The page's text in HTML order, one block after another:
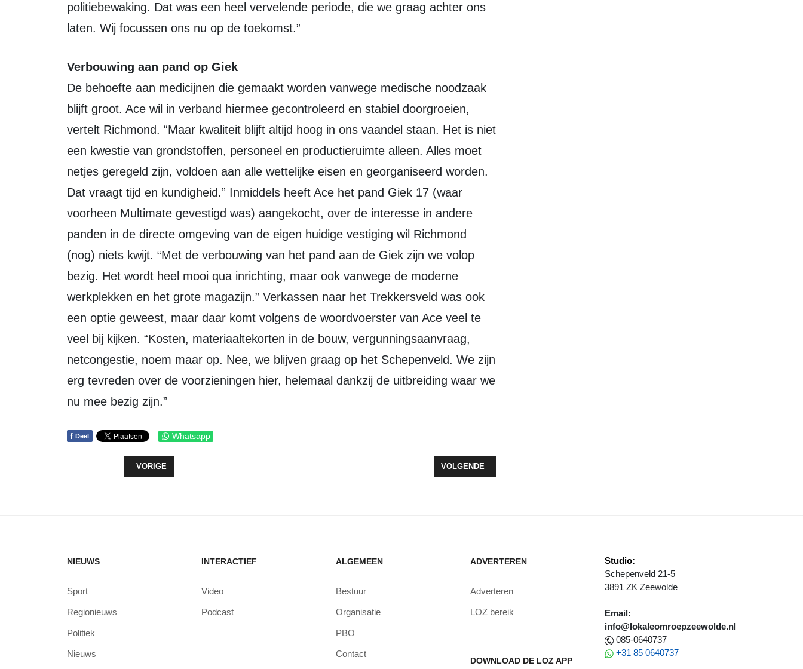
politiebewaking. Dat was een heel vervelende periode, die we graag achter ons
laten. Wij focussen ons nu op de toekomst.”
Verbouwing aan pand op Giek
De behoefte aan medicijnen die gemaakt worden vanwege medische noodzaak
blijft groot. Ace wil in verband hiermee gecontroleerd en stabiel doorgroeien,
vertelt Richmond. “Maar kwaliteit blijft altijd hoog in ons vaandel staan. Het is niet
een kwestie van grondstoffen, personeel en productieruimte alleen. Alles moet
netjes geregeld zijn, voldoen aan alle wettelijke eisen en georganiseerd worden.
Dat vraagt tijd en kundigheid.” Inmiddels heeft Ace het pand Giek 17 (waar
voorheen Multimate gevestigd was) aangekocht, over de interesse in andere
panden in de directe omgeving van de eigen huidige vestiging wil Richmond
(nog) niets kwijt. “Met de verbouwing van het pand aan de Giek zijn we volop
bezig. Het wordt heel mooi qua inrichting, maar ook vanwege de moderne
werkplekken en het grote magazijn.” Verkassen naar het Trekkersveld was ook
een optie geweest, maar daar komt volgens de woordvoerster van Ace veel te
veel bij kijken. “Kosten, materiaaltekorten in de bouw, vergunningsaanvraag,
netcongestie, noem maar op. Nee, we blijven graag op het Schepenveld. We zijn
erg tevreden over de voorzieningen hier, helemaal dankzij de uitbreiding waar we
nu mee bezig zijn.”
f Deel Whatsapp
VORIG ARTIKEL: VOORLOPIG IS HET BIJ NETCONGESTIE ALLEEN MAAR PLEISTERS PLAKKEN
VORIGE VOLGENDE ARTIKEL: GEMEENTE ZEEWOLDE EFFICIËNT IN OPVANG OEKRAÏENSE
VOLGENDE
NIEUWS
Sport
Regionieuws
Politiek
Nieuws
INTERACTIEF
Video
Podcast
ALGEMEEN
Bestuur
Organisatie
PBO
Contact
ADVERTEREN
Adverteren
LOZ bereik
DOWNLOAD DE LOZ APP
Studio:
Schepenveld 21-5
3891 ZK Zeewolde
Email:
info@lokaleomroepzeewolde.nl
085-0640737
+31 85 0640737